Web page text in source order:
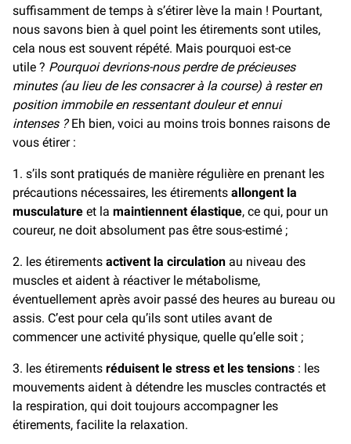
suffisamment de temps à s’étirer lève la main ! Pourtant,
nous savons bien à quel point les étirements sont utiles,
cela nous est souvent répété. Mais pourquoi est-ce
utile ? Pourquoi devrions-nous perdre de précieuses
minutes (au lieu de les consacrer à la course) à rester en
position immobile en ressentant douleur et ennui
intenses ?Eh bien, voici au moins trois bonnes raisons de
vous étirer :
1. s’ils sont pratiqués de manière régulière en prenant les
précautions nécessaires, les étirements allongent la
musculature et la maintiennent élastique, ce qui, pour un
coureur, ne doit absolument pas être sous-estimé ;
2. les étirements activent la circulation au niveau des
muscles et aident à réactiver le métabolisme,
éventuellement après avoir passé des heures au bureau ou
assis. C’est pour cela qu’ils sont utiles avant de
commencer une activité physique, quelle qu’elle soit ;
3. les étirements réduisent le stress et les tensions : les
mouvements aident à détendre les muscles contractés et
la respiration, qui doit toujours accompagner les
étirements, facilite la relaxation.